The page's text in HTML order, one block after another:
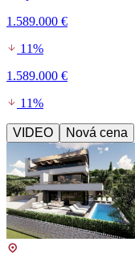
1.589.000 €
11%
1.589.000 €
11%
VIDEO Nová cena